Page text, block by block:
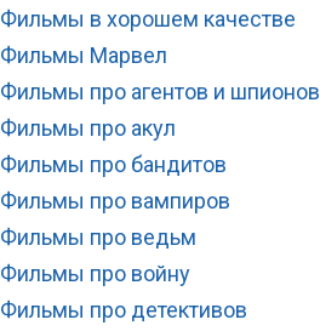
Фильмы в хорошем качестве
Фильмы Марвел
Фильмы про агентов и шпионов
Фильмы про акул
Фильмы про бандитов
Фильмы про вампиров
Фильмы про ведьм
Фильмы про войну
Фильмы про детективов